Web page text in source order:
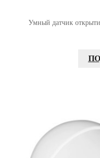
Умный датчик